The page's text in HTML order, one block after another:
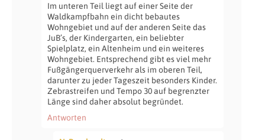
Im unteren Teil liegt auf einer Seite der
Waldkampfbahn ein dicht bebautes
Wohngebiet und auf der anderen Seite das
JuB’s, der Kindergarten, ein beliebter
Spielplatz, ein Altenheim und ein weiteres
Wohngebiet. Entsprechend gibt es viel mehr
Fußgängerquerverkehr als im oberen Teil,
darunter zu jeder Tageszeit besonders Kinder.
Zebrastreifen und Tempo 30 auf begrenzter
Länge sind daher absolut begründet.
Antworten